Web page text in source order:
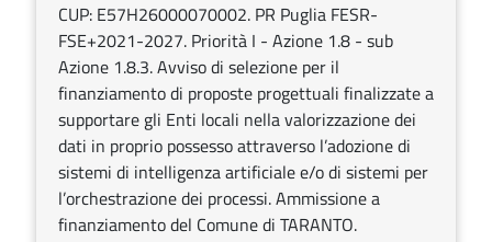
CUP: E57H26000070002. PR Puglia FESR-
FSE+2021-2027. Priorità I - Azione 1.8 - sub
Azione 1.8.3. Avviso di selezione per il
finanziamento di proposte progettuali finalizzate a
supportare gli Enti locali nella valorizzazione dei
dati in proprio possesso attraverso l’adozione di
sistemi di intelligenza artificiale e/o di sistemi per
l’orchestrazione dei processi. Ammissione a
finanziamento del Comune di TARANTO.